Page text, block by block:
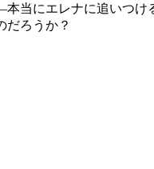
当にエレナに追いつけ
だろうか？